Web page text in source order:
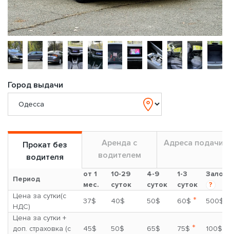
Город выдачи
Прокат без
водителя
Аренда с
водителем
Адреса подачи
Период
от 1
мес.
10-29
суток
4-9
суток
1-3
суток
Залог
?
Цена за сутки(с
НДС)
37$ 40$ 50$ 60$ *
500$
Цена за сутки +
доп. страховка (с
45$ 50$ 65$ 75$ * 100$